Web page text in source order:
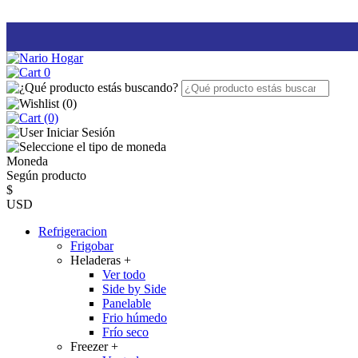
0
(0)
(0)
Iniciar Sesión
Moneda
Según producto
$
USD
Refrigeracion
Frigobar
Heladeras +
Ver todo
Side by Side
Panelable
Frio húmedo
Frío seco
Freezer+